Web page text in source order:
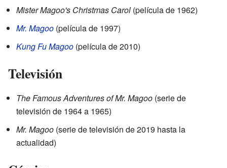
Mister Magoo's Christmas Carol (película de 1962)
Mr. Magoo (película de 1997)
Kung Fu Magoo (película de 2010)
Televisión
The Famous Adventures of Mr. Magoo (serie de
televisión de 1964 a 1965)
Mr. Magoo (serie de televisión de 2019 hasta la
actualidad)